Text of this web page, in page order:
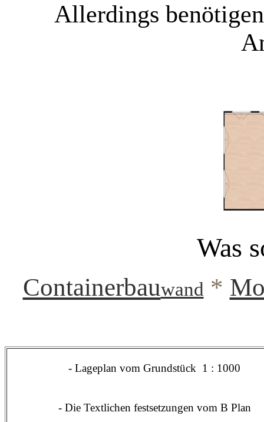
Allerdings
Was
Containerbauwand *
- Lageplan vom Grundstück 1 : 1000
- Die Textlichen festsetzungen vom B Plan